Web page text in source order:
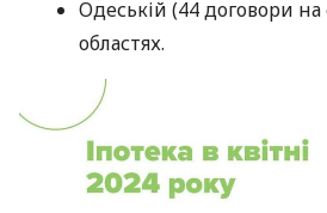
Одеській (44 договори
областях.